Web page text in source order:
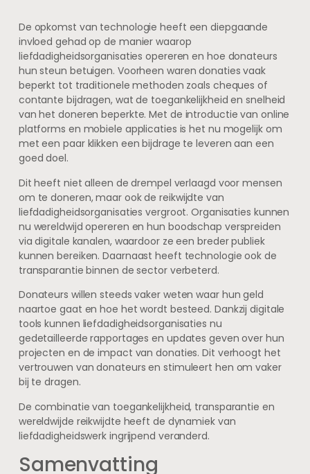
De opkomst van technologie heeft een diepgaande
invloed gehad op de manier waarop
liefdadigheidsorganisaties opereren en hoe donateurs
hun steun betuigen. Voorheen waren donaties vaak
beperkt tot traditionele methoden zoals cheques of
contante bijdragen, wat de toegankelijkheid en snelheid
van het doneren beperkte. Met de introductie van online
platforms en mobiele applicaties is het nu mogelijk om
met een paar klikken een bijdrage te leveren aan een
goed doel.
Dit heeft niet alleen de drempel verlaagd voor mensen
om te doneren, maar ook de reikwijdte van
liefdadigheidsorganisaties vergroot. Organisaties kunnen
nu wereldwijd opereren en hun boodschap verspreiden
via digitale kanalen, waardoor ze een breder publiek
kunnen bereiken. Daarnaast heeft technologie ook de
transparantie binnen de sector verbeterd.
Donateurs willen steeds vaker weten waar hun geld
naartoe gaat en hoe het wordt besteed. Dankzij digitale
tools kunnen liefdadigheidsorganisaties nu
gedetailleerde rapportages en updates geven over hun
projecten en de impact van donaties. Dit verhoogt het
vertrouwen van donateurs en stimuleert hen om vaker
bij te dragen.
De combinatie van toegankelijkheid, transparantie en
wereldwijde reikwijdte heeft de dynamiek van
liefdadigheidswerk ingrijpend veranderd.
Samenvatting